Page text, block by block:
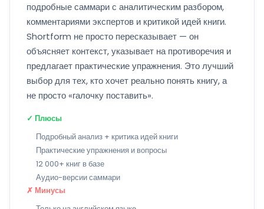
подробные саммари с аналитическим разбором,
комментариями экспертов и критикой идей книги.
Shortform не просто пересказывает — он
объясняет контекст, указывает на противоречия и
предлагает практические упражнения. Это лучший
выбор для тех, кто хочет реально понять книгу, а
не просто «галочку поставить».
✓ Плюсы
Подробный анализ + критика идей книги
Практические упражнения и вопросы
12 000+ книг в базе
Аудио-версии саммари
✗ Минусы